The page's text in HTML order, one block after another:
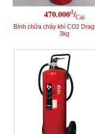
470.000đ/Cái
Bình chữa cháy khí CO2
3kg